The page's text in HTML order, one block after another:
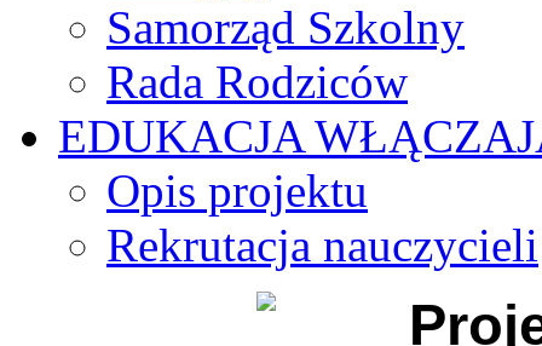
Samorząd Szkolny
Rada Rodziców
EDUKACJA
Opis projektu
Rekrutacja nauczycieli